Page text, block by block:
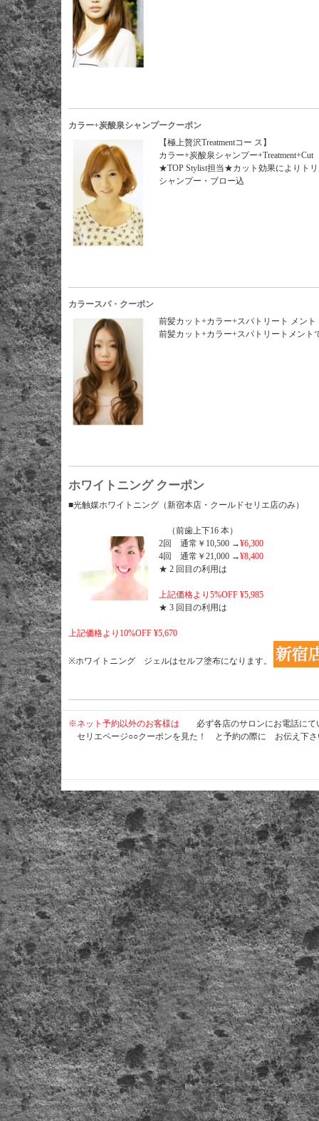
カラー+炭酸泉シャンプークーポン
【極上贅沢Treatmentコー ス】
カラー+炭酸泉シャンプー+Treatment+Cut
★TOP Stylist担当★カット効果によりト
シャンプー・ブロー込
カラースパ・クーポン
前髪カット+カラー+スパトリート メント
前髪カット+カラー+スパトリートメン
ホワイトニング クーポン
■光触媒ホワイトニング（新宿本店・クールドセリエ店のみ）
（前歯上下16 本）
2回 通常￥10,500 →¥6,300
4回 通常￥21,000 →¥8,400
★ 2 回目の利用は
上記価格より5%OFF ¥5,985
★ 3 回目の利用は
上記価格より10%OFF ¥5,670
※ホワイトニング ジェルはセルフ塗布になります。
※ネット予約以外のお客様は
必ず各店のサロンにお電話に
セリエページ○○クーポンを見た！ と予約の際に お伝え下さ